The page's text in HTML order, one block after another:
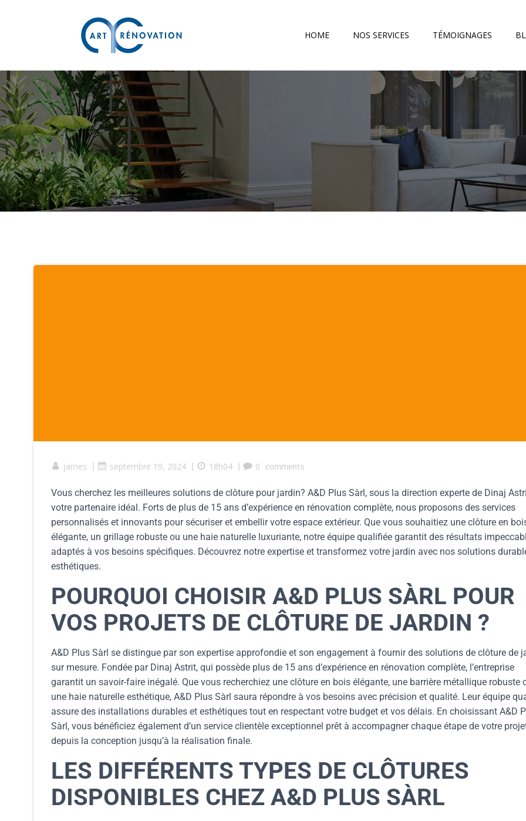
HOME NOS SERVICES TÉMOIGNAGES
james | septembre 19, 2024 | 18h04 | 0 comments
Vous cherchez les meilleures solutions de clôture pour jardin? A&D Plus Sàrl, sous la direction experte de Dinaj
votre partenaire idéal. Forts de plus de 15 ans d’expérience en rénovation complète, nous proposons des services
personnalisés et innovants pour sécuriser et embellir votre espace extérieur. Que vous souhaitiez une clôture en
élégante, un grillage robuste ou une haie naturelle luxuriante, notre équipe qualifiée garantit des résultats
adaptés à vos besoins spécifiques. Découvrez notre expertise et transformez votre jardin avec nos solutions
esthétiques.
POURQUOI CHOISIR A&D PLUS SÀRL POUR
VOS PROJETS DE CLÔTURE DE JARDIN ?
A&D Plus Sàrl se distingue par son expertise approfondie et son engagement à fournir des solutions de clôture de
sur mesure. Fondée par Dinaj Astrit, qui possède plus de 15 ans d’expérience en rénovation complète, l’entreprise
garantit un savoir-faire inégalé. Que vous recherchiez une clôture en bois élégante, une barrière métallique robuste
une haie naturelle esthétique, A&D Plus Sàrl saura répondre à vos besoins avec précision et qualité. Leur équipe
assure des installations durables et esthétiques tout en respectant votre budget et vos délais. En choisissant A&D
Sàrl, vous bénéficiez également d’un service clientèle exceptionnel prêt à accompagner chaque étape de votre
depuis la conception jusqu’à la réalisation finale.
LES DIFFÉRENTS TYPES DE CLÔTURES
DISPONIBLES CHEZ A&D PLUS SÀRL